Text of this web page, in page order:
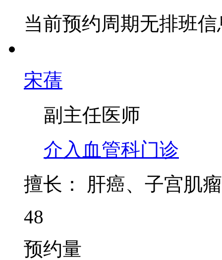
当前预约周期无排班信
宋蒨
副主任医师
介入血管科门诊
擅长：
肝癌、子宫肌
48
预约量